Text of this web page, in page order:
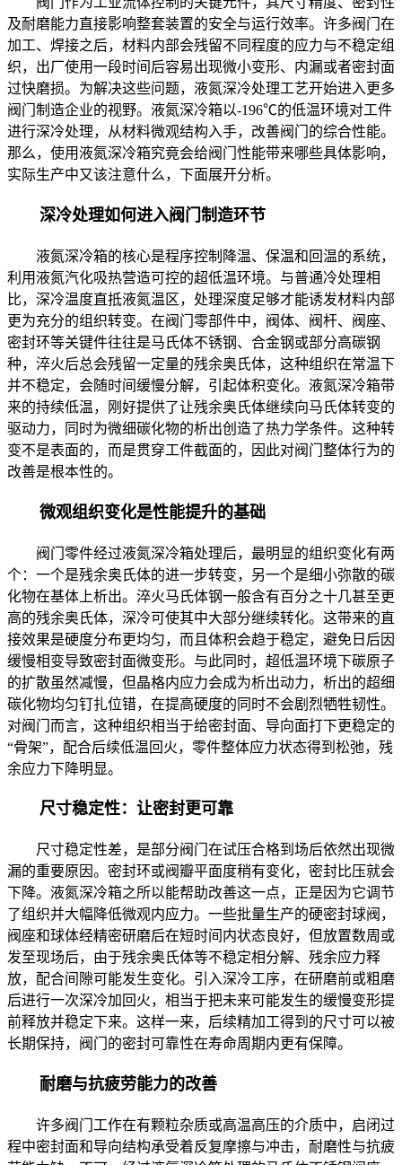
及耐磨能力直接影响整套装置的安全与运行效率。许多阀门在
加工、焊接之后，材料内部会残留不同程度的应力与不稳定组
织，出厂使用一段时间后容易出现微小变形、内漏或者密封面
过快磨损。为解决这些问题，液氮深冷处理工艺开始进入更多
阀门制造企业的视野。液氮深冷箱以-196℃的低温环境对工件
进行深冷处理，从材料微观结构入手，改善阀门的综合性能。
那么，使用液氮深冷箱究竟会给阀门性能带来哪些具体影响，
实际生产中又该注意什么，下面展开分析。
深冷处理如何进入阀门制造环节
液氮深冷箱的核心是程序控制降温、保温和回温的系统，
利用液氮汽化吸热营造可控的超低温环境。与普通冷处理相
比，深冷温度直抵液氮温区，处理深度足够才能诱发材料内部
更为充分的组织转变。在阀门零部件中，阀体、阀杆、阀座、
密封环等关键件往往是马氏体不锈钢、合金钢或部分高碳钢
种，淬火后总会残留一定量的残余奥氏体，这种组织在常温下
并不稳定，会随时间缓慢分解，引起体积变化。液氮深冷箱带
来的持续低温，刚好提供了让残余奥氏体继续向马氏体转变的
驱动力，同时为微细碳化物的析出创造了热力学条件。这种转
变不是表面的，而是贯穿工件截面的，因此对阀门整体行为的
改善是根本性的。
微观组织变化是性能提升的基础
阀门零件经过液氮深冷箱处理后，最明显的组织变化有两
个：一个是残余奥氏体的进一步转变，另一个是细小弥散的碳
化物在基体上析出。淬火马氏体钢一般含有百分之十几甚至更
高的残余奥氏体，深冷可使其中大部分继续转化。这带来的直
接效果是硬度分布更均匀，而且体积会趋于稳定，避免日后因
缓慢相变导致密封面微变形。与此同时，超低温环境下碳原子
的扩散虽然减慢，但晶格内应力会成为析出动力，析出的超细
碳化物均匀钉扎位错，在提高硬度的同时不会剧烈牺牲韧性。
对阀门而言，这种组织相当于给密封面、导向面打下更稳定的
“骨架”，配合后续低温回火，零件整体应力状态得到松弛，残
余应力下降明显。
尺寸稳定性：让密封更可靠
尺寸稳定性差，是部分阀门在试压合格到场后依然出现微
漏的重要原因。密封环或阀瓣平面度稍有变化，密封比压就会
下降。液氮深冷箱之所以能帮助改善这一点，正是因为它调节
了组织并大幅降低微观内应力。一些批量生产的硬密封球阀，
阀座和球体经精密研磨后在短时间内状态良好，但放置数周或
发至现场后，由于残余奥氏体等不稳定相分解、残余应力释
放，配合间隙可能发生变化。引入深冷工序，在研磨前或粗磨
后进行一次深冷加回火，相当于把未来可能发生的缓慢变形提
前释放并稳定下来。这样一来，后续精加工得到的尺寸可以被
长期保持，阀门的密封可靠性在寿命周期内更有保障。
耐磨与抗疲劳能力的改善
许多阀门工作在有颗粒杂质或高温高压的介质中，启闭过
程中密封面和导向结构承受着反复摩擦与冲击，耐磨性与抗疲